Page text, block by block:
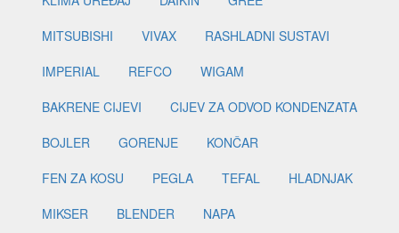
MITSUBISHI
VIVAX
RASHLADNI SUSTAVI
IMPERIAL
REFCO
WIGAM
BAKRENE CIJEVI
CIJEV ZA ODVOD KONDENZATA
BOJLER
GORENJE
KONČAR
FEN ZA KOSU
PEGLA TEFAL
HLADNJAK
MIKSER
BLENDER
NAPA